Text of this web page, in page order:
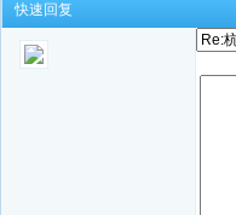
快速回复